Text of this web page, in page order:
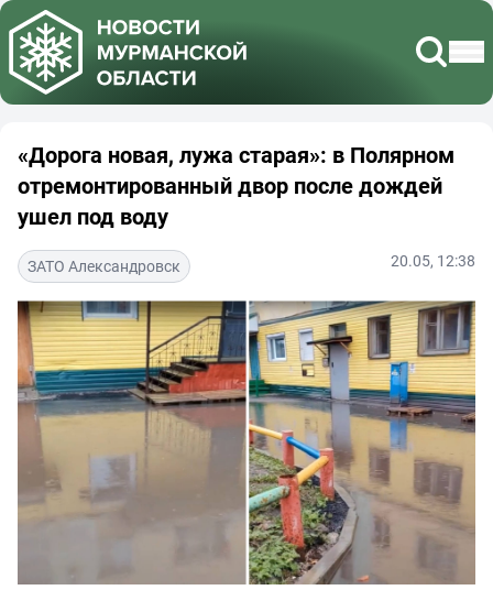
«Дорога новая, лужа старая»: в Полярном
отремонтированный двор после дождей
ушел под воду
ЗАТО Александровск 20.05, 12:38